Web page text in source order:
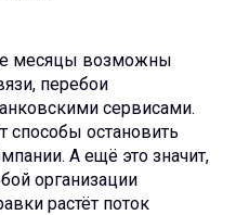
месяцы возможны
перебои
сервисами.
способы остановить
А ещё это значит,
организации
растёт поток